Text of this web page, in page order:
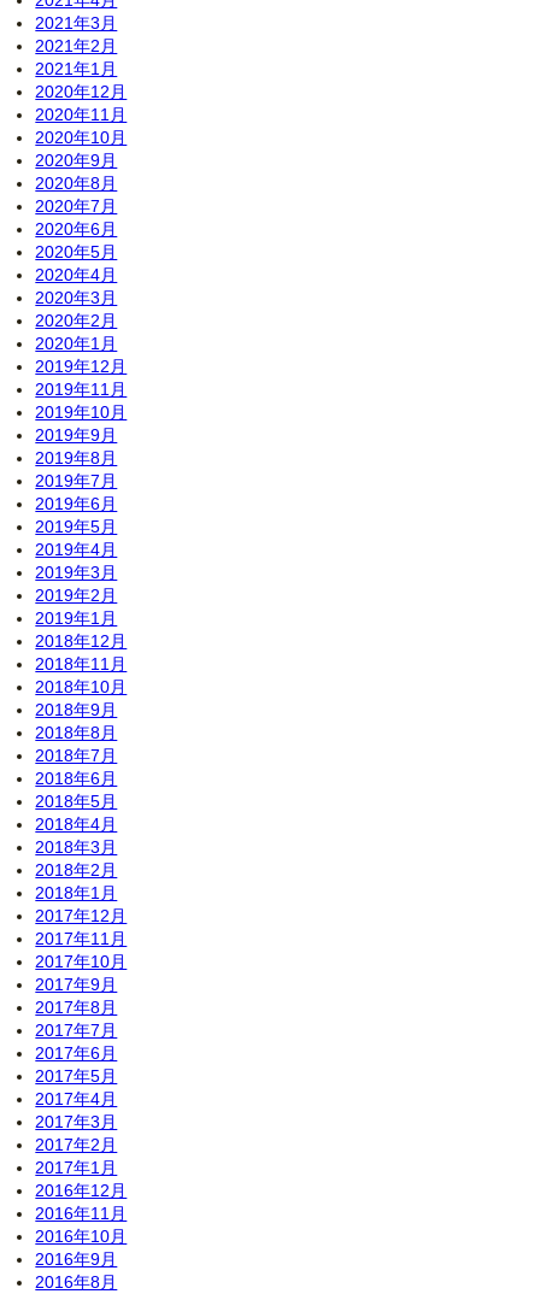
2021年3月
2021年2月
2021年1月
2020年12月
2020年11月
2020年10月
2020年9月
2020年8月
2020年7月
2020年6月
2020年5月
2020年4月
2020年3月
2020年2月
2020年1月
2019年12月
2019年11月
2019年10月
2019年9月
2019年8月
2019年7月
2019年6月
2019年5月
2019年4月
2019年3月
2019年2月
2019年1月
2018年12月
2018年11月
2018年10月
2018年9月
2018年8月
2018年7月
2018年6月
2018年5月
2018年4月
2018年3月
2018年2月
2018年1月
2017年12月
2017年11月
2017年10月
2017年9月
2017年8月
2017年7月
2017年6月
2017年5月
2017年4月
2017年3月
2017年2月
2017年1月
2016年12月
2016年11月
2016年10月
2016年9月
2016年8月